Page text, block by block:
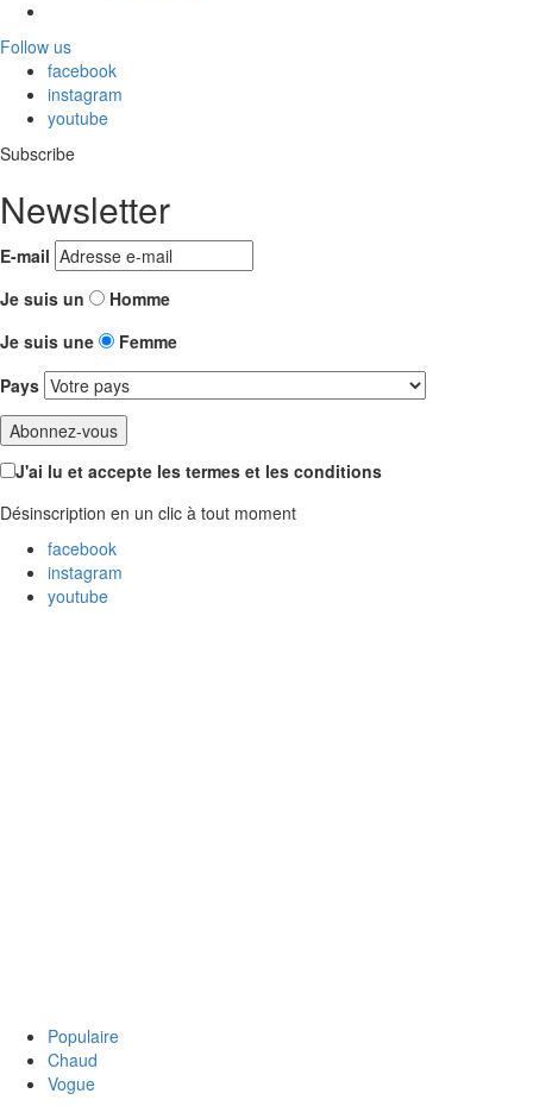
Follow us
facebook
instagram
youtube
Subscribe
Newsletter
E-mail
Je suis un
Homme
Je suis une
Femme
Pays
J'ai lu et accepte les termes et les conditions
Désinscription en un clic à tout moment
facebook
instagram
youtube
Populaire
Chaud
Vogue